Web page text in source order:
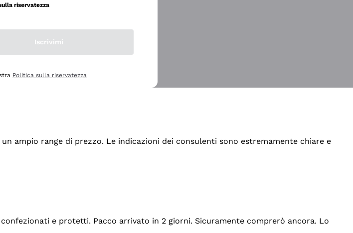
ampio range di prezzo. Le indicazioni dei consulenti sono estremamente chiare e
e protetti. Pacco arrivato in 2 giorni. Sicuramente comprerò ancora. Lo
riservatezza
Iscrivimi
Politica sulla riservatezza